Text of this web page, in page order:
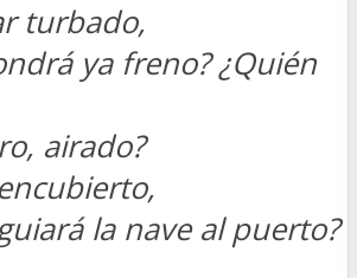
turbado,
ya freno? ¿Quién
airado?
la nave al puerto?